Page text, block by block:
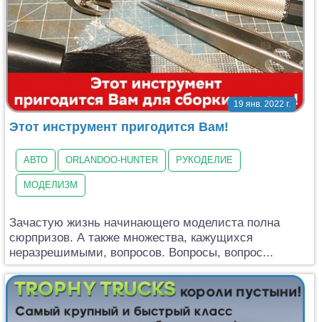
19 янв. 2022 г.
Этот инструмент пригодится Вам!
АВТО ORLANDOO-HUNTER РУКОДЕЛИЕ
МОДЕЛИЗМ
Зачастую жизнь начинающего моделиста полна
сюрпризов. А также множества, кажущихся
неразрешимыми, вопросов. Вопросы, вопрос...